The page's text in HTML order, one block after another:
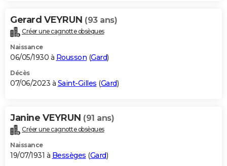
Carte de Noël
Carte Bonne année
Carte Saint-Valentin
Carte Pâques
Carte d'anniversaire
DICTIONNAIRE
Dictionnaire
Biographies
Citations
Expressions
Proverbes
PROGRAMME TV
S'inscrire
Se connecter
Lycées
Collèges
Primaires
Universités
Entreprises
Service militaire
Avis de recherche
AVIS DE DÉCÈS
Bricolage
Lifestyle
Culture
Sport
Auto
Television
Voyage
Cinema
Gerard VEYRUN (93 ans)
Créer une cagnotte obsèques
Naissance
06/05/1930 à Rousson (Gard)
Décès
07/06/2023 à Saint-Gilles (Gard)
Janine VEYRUN (91 ans)
Créer une cagnotte obsèques
Naissance
19/07/1931 à Bessèges (Gard)